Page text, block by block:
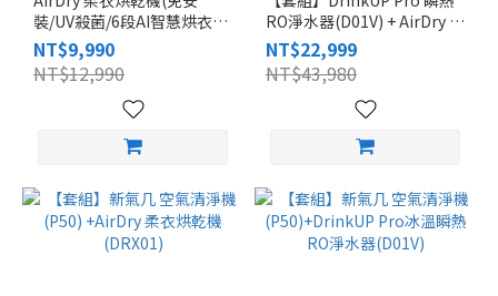
裝/UV殺菌/6段AI智慧烘衣/
靜音設計/DRX01)
NT$9,990
NT$12,990
RO淨水器(D01V) + AirDry 柔
衣烘乾機(DRX01) ↘︎52折
NT$22,999
NT$43,980